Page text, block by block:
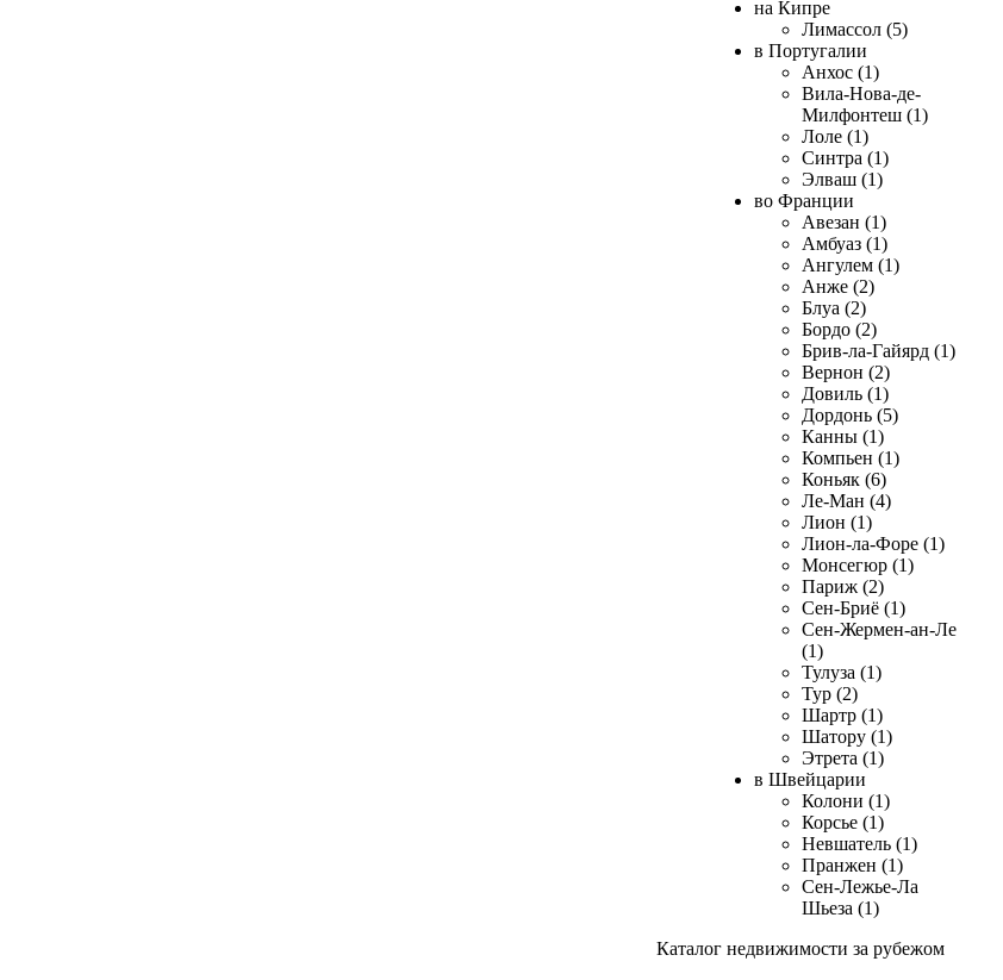
на Кипре
Лимассол (5)
в Португалии
Анхос (1)
Вила-Нова-де-
Милфонтеш (1)
Лоле (1)
Синтра (1)
Элваш (1)
во Франции
Авезан (1)
Амбуаз (1)
Ангулем (1)
Анже (2)
Блуа (2)
Бордо (2)
Брив-ла-Гайярд (1)
Вернон (2)
Довиль (1)
Дордонь (5)
Канны (1)
Компьен (1)
Коньяк (6)
Ле-Ман (4)
Лион (1)
Лион-ла-Форе (1)
Монсегюр (1)
Париж (2)
Сен-Бриё (1)
Сен-Жермен-ан-Ле
(1)
Тулуза (1)
Тур (2)
Шартр (1)
Шатору (1)
Этрета (1)
в Швейцарии
Колони (1)
Корсье (1)
Невшатель (1)
Пранжен (1)
Сен-Лежье-Ла
Шьеза (1)
Каталог недвижимости за рубежом